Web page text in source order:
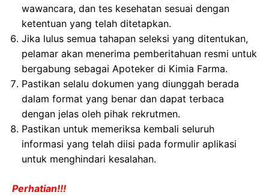
wawancara, dan tes kesehatan sesuai dengan
ketentuan yang telah ditetapkan.
Jika lulus semua tahapan seleksi yang ditentukan,
pelamar akan menerima pemberitahuan resmi untuk
bergabung sebagai Apoteker di Kimia Farma.
Pastikan selalu dokumen yang diunggah berada
dalam format yang benar dan dapat terbaca
dengan jelas oleh pihak rekrutmen.
Pastikan untuk memeriksa kembali seluruh
informasi yang telah diisi pada formulir aplikasi
untuk menghindari kesalahan.
Perhatian!!!